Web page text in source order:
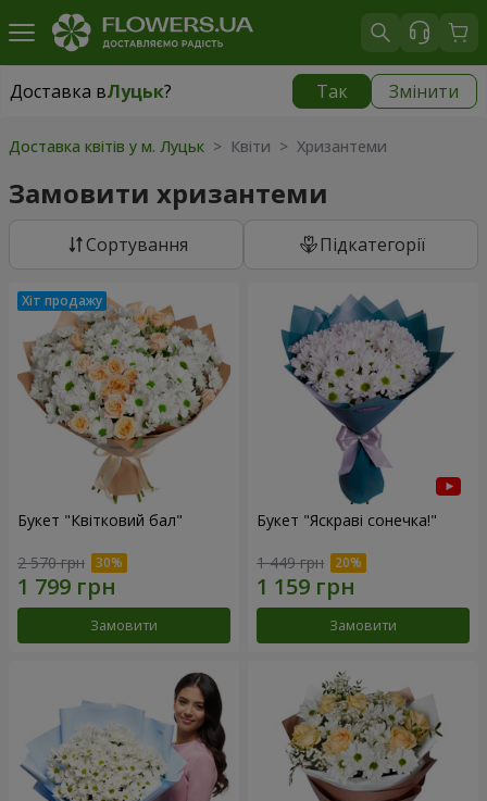
Доставка вЛуцьк? Так Змінити
Доставка вЛуцьк|
Доставка квітів у м. Луцьк > Квіти > Хризантеми
Замовити хризантеми
Сортування Підкатегорії
Букет "Квітковий бал"
2 570 грн
Замовити
Букет "Яскраві сонечка!"
1 449 грн
Замовити